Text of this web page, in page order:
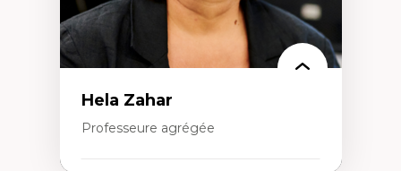
Hela Zahar
Professeure agrégée